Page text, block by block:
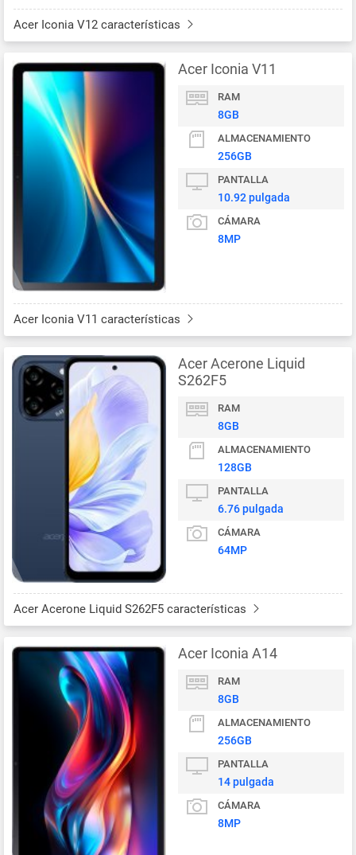
Acer Iconia V12 características
Acer Iconia V11
RAM
8GB
ALMACENAMIENTO
256GB
PANTALLA
10.92 pulgada
CÁMARA
8MP
Acer Iconia V11 características
Acer Acerone Liquid
S262F5
RAM
8GB
ALMACENAMIENTO
128GB
PANTALLA
6.76 pulgada
CÁMARA
64MP
Acer Acerone Liquid S262F5 características
Acer Iconia A14
RAM
8GB
ALMACENAMIENTO
256GB
PANTALLA
14 pulgada
CÁMARA
8MP